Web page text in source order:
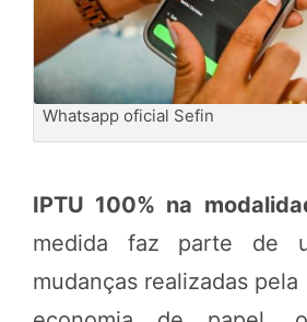
Whatsapp oficial Sefin
IPTU 100% na
medida faz parte de
mudanças realizadas pela